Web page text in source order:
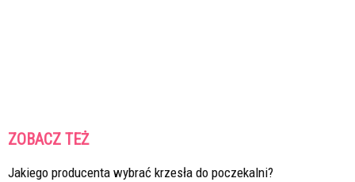
ZOBACZ TEŻ
Jakiego producenta wybrać krzesła do poczekalni?